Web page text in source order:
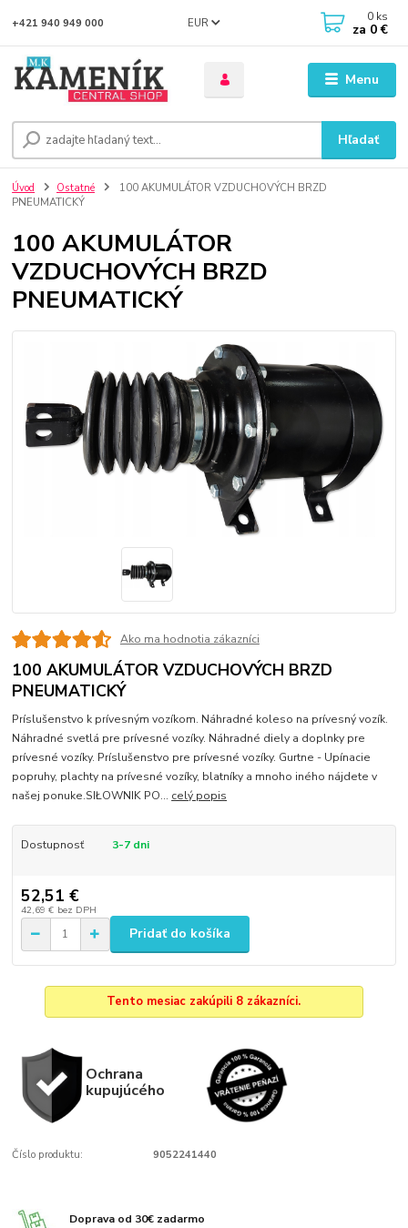
Menu
EUR
Hľadať
+421 940 949 000 0 ks
za 0 €
Úvod Ostatné
100 AKUMULÁTOR VZDUCHOVÝCH BRZD
PNEUMATICKÝ
100 AKUMULÁTOR
VZDUCHOVÝCH BRZD
PNEUMATICKÝ
Ako ma hodnotia zákazníci
100 AKUMULÁTOR VZDUCHOVÝCH BRZD
PNEUMATICKÝ
Príslušenstvo k prívesným vozíkom. Náhradné koleso na prívesný vozík.
Náhradné svetlá pre prívesné vozíky. Náhradné diely a doplnky pre
prívesné vozíky. Príslušenstvo pre prívesné vozíky. Gurtne - Upínacie
popruhy, plachty na prívesné vozíky, blatníky a mnoho iného nájdete v
našej ponuke.SIŁOWNIK PO... celý popis
Dostupnosť 3-7 dni
52,51 €
42,69 € bez DPH
Pridať do košíka
Tento mesiac zakúpili 8 zákazníci.
Ochrana
kupujúcého
Číslo produktu: 9052241440
Doprava od 30€ zadarmo